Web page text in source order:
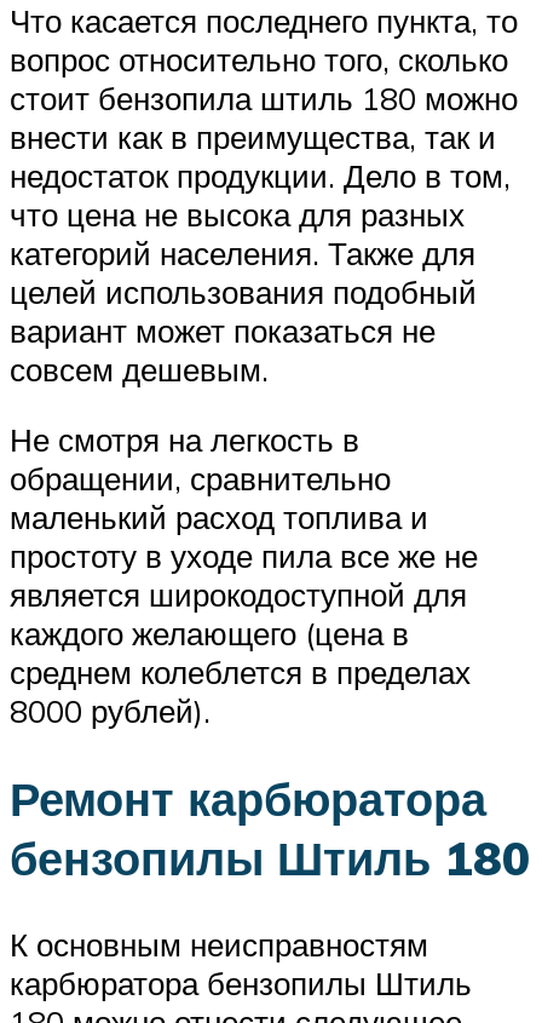
Что касается последнего пункта, то
вопрос относительно того, сколько
стоит бензопила штиль 180 можно
внести как в преимущества, так и
недостаток продукции. Дело в том,
что цена не высока для разных
категорий населения. Также для
целей использования подобный
вариант может показаться не
совсем дешевым.
Не смотря на легкость в
обращении, сравнительно
маленький расход топлива и
простоту в уходе пила все же не
является широкодоступной для
каждого желающего (цена в
среднем колеблется в пределах
8000 рублей).
Ремонт карбюратора
бензопилы Штиль 180
К основным неисправностям
карбюратора бензопилы Штиль